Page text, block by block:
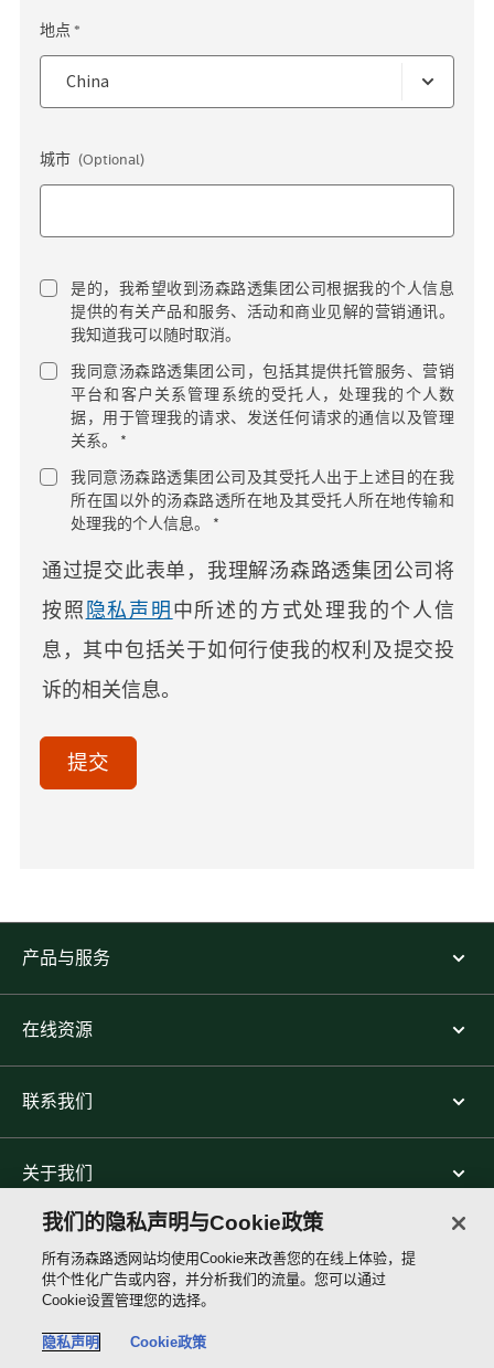
地点 *
城市 (Optional)
是的，我希望收到汤森路透集团公司根据我的个人信息
提供的有关产品和服务、活动和商业见解的营销通讯。
我知道我可以随时取消。
我同意汤森路透集团公司，包括其提供托管服务、营销
平台和客户关系管理系统的受托人，处理我的个人数
据，用于管理我的请求、发送任何请求的通信以及管理
关系。 *
我同意汤森路透集团公司及其受托人出于上述目的在我
所在国以外的汤森路透所在地及其受托人所在地传输和
处理我的个人信息。 *
通过提交此表单，我理解汤森路透集团公司将
按照 隐私声明 中所述的方式处理我的个人信
息，其中包括关于如何行使我的权利及提交投
诉的相关信息。
提交
产品与服务
在线资源
联系我们
关于我们
Reuters
我们的隐私声明与Cookie政策
所有汤森路透网站均使用Cookie来改善您的在线上体验，提
供个性化广告或内容，并分析我们的流量。您可以通过
Cookie设置管理您的选择。
隐私声明 Cookie政策